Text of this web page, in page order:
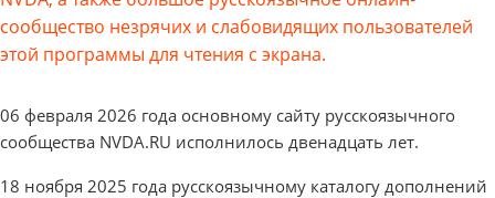
сообщество незрячих и слабовидящих пользователей
этой программы для чтения с экрана.
06 февраля 2026 года основному сайту русскоязычного
сообщества NVDA.RU исполнилось двенадцать лет.
18 ноября 2025 года русскоязычному каталогу дополнений